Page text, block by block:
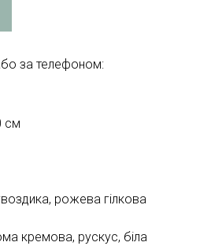
за телефоном:
см
рожева гілкова
кремова, рускус, біла